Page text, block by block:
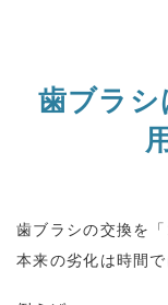
歯ブラシ
用
歯ブラシの交換を「
本来の劣化は時間で